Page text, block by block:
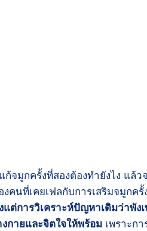
ก้จมูกครั้งที่สองต้องทำยังไง แล้
คนที่เคยเฟลกับการเสริมจมูกค
แต่การวิเคราะห์ปัญหาเดิมว่าพัง
กายและจิตใจให้พร้อม เพราะก